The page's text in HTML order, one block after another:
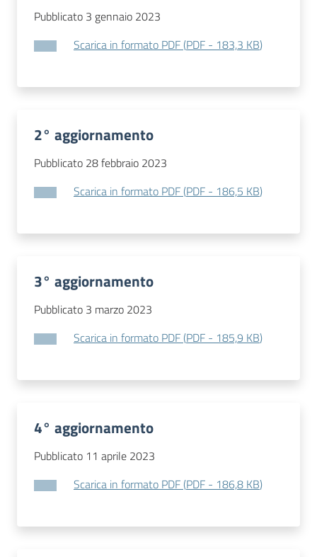
Pubblicato 3 gennaio 2023
Scarica in formato PDF (PDF - 183,3 KB)
2° aggiornamento
Pubblicato 28 febbraio 2023
Scarica in formato PDF (PDF - 186,5 KB)
3° aggiornamento
Pubblicato 3 marzo 2023
Scarica in formato PDF (PDF - 185,9 KB)
4° aggiornamento
Pubblicato 11 aprile 2023
Scarica in formato PDF (PDF - 186,8 KB)